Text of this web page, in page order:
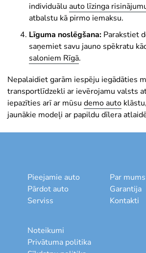
individuālu auto līzinga
atbalstu kā pirmo iemaksu.
Līguma noslēgšana: Parakstiet
saņemiet savu jauno spēkratu
saloniem Rīgā.
Nepalaidiet garām iespēju iegādāties
transportlīdzekli ar ievērojamu valsts
iepazīties arī ar mūsu demo auto
jaunākie modeļi ar papildu dīlera
Pieejamie auto
Pārdot auto
Serviss
Par mums
Garantija
Kontakti
Noteikumi
Privātuma politika